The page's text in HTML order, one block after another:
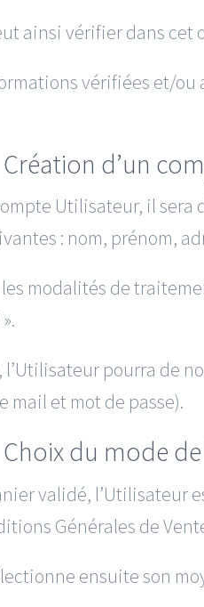
ainsi vérifier dans cet
vérifiées et/ou
d’un
Utilisateur, il
: nom, prénom,
modalités de
l’Utilisateur pourra de
mail et mot de passe).
Choix du mode
validé, l’Utilisateur
Générales de
ensuite son